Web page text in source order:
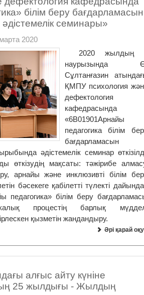
білім беру бағдарламасын
әдістемелік семинары»
2020
2020 жылдың
наурызында
Сұлтанғазин
ҚМПУ психология
дефектология
кафедрасында
«6В01901Арнайы
педагогика білім
бағдарламасын
әдістемелік семинар
өткізудің мақсаты: тәжірибе
арнайы және инклюзивті білім
бәсекеге қабілетті түлекті
педагогика» білім беру
процестің барлық
қызметін жандандыру.
Әрі қарай оқу
алғыс айту күніне
25 жылдығы - Жылдың